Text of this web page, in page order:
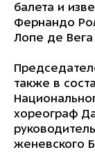
балета и
Фернандо
Лопе де
также в
хореограф
женевского